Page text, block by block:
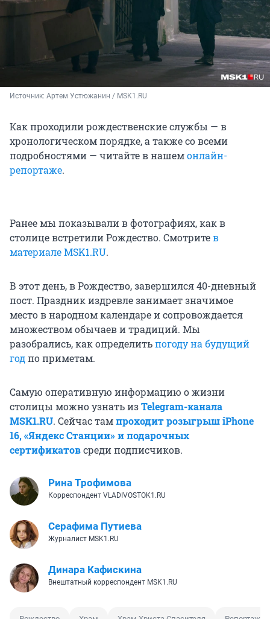
Источник: Артем Устюжанин / MSK1.RU
Как проходили рождественские службы — в
хронологическом порядке, а также со всеми
подробностями — читайте в нашемонлайн-
репортаже.
Ранее мы показывали в фотографиях, как в
столице встретили Рождество. Смотритев
материале MSK1.RU.
В этот день, в Рождество, завершился 40-дневный
пост. Праздник издревле занимает значимое
место в народном календаре и сопровождается
множеством обычаев и традиций. Мы
разобрались, как определитьпогоду на будущий
годпо приметам.
Самую оперативную информацию о жизни
столицы можно узнать изTelegram-канала
MSK1.RU. Сейчас тампроходит розыгрыш iPhone
16, «Яндекс Станции» и подарочных
сертификатовсреди подписчиков.
Рина Трофимова
Корреспондент VLADIVOSTOK1.RU
Серафима Путиева
Журналист MSK1.RU
Динара Кафискина
Внештатный корреспондент MSK1.RU